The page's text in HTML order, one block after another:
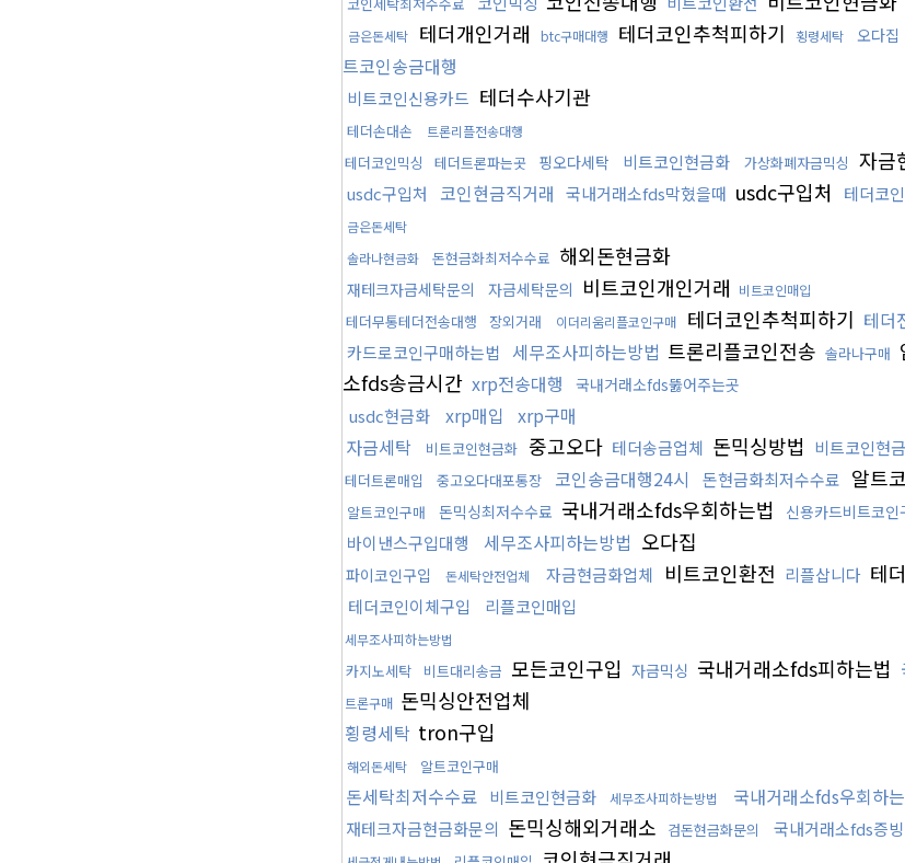
금은돈세탁 테더개인거래 btc구매대행 테더코인추척피하기 횡령세탁 오다집
트코인송금대행
비트코인신용카드 테더수사기관
테더손대손 트론리플전송대행
테더코인믹싱 테더트론파는곳 핑오다세탁 비트코인현금화 가상화폐자금믹싱 자금
usdc구입처 코인현금직거래 국내거래소fds막혔을때 usdc구입처 테더코
금은돈세탁
솔라나현금화
돈현금화최저수수료 해외돈현금화
재테크자금세탁문의 자금세탁문의 비트코인개인거래 비트코인매입
테더무통테더전송대행 장외거래 이더리움리플코인구매 테더코인추척피하기 테더
카드로코인구매하는법 세무조사피하는방법 트론리플코인전송 솔라나구매
소fds송금시간 xrp전송대행 국내거래소fds뚫어주는곳
usdc현금화 xrp매입 xrp구매
자금세탁
비트코인현금화 중고오다 테더송금업체 돈믹싱방법 비트코인현
테더트론매입
중고오다대포통장 코인송금대행24시 돈현금화최저수수료 알트
알트코인구매
돈믹싱최저수수료 국내거래소fds우회하는법 신용카드비트코인
바이낸스구입대행 세무조사피하는방법 오다집
파이코인구입 돈세탁안전업체 자금현금화업체 비트코인환전 리플삽니다 테
테더코인이체구입 리플코인매입
세무조사피하는방법
카지노세탁 비트대리송금 모든코인구입 자금믹싱 국내거래소fds피하는법
트론구매 돈믹싱안전업체
횡령세탁 tron구입
해외돈세탁 알트코인구매
돈세탁최저수수료 비트코인현금화 세무조사피하는방법 국내거래소fds우회하
재테크자금현금화문의 돈믹싱해외거래소 검돈현금화문의 국내거래소fds증빙